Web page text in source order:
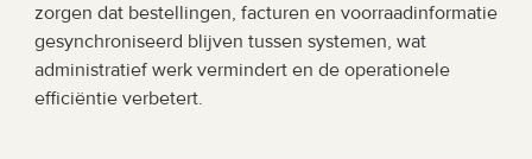
zorgen dat bestellingen, facturen en voorraadinformatie
gesynchroniseerd blijven tussen systemen, wat
administratief werk vermindert en de operationele
efficiëntie verbetert.